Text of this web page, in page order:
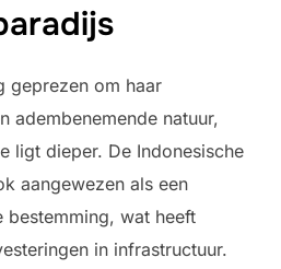
geprezen om haar
adembenemende natuur,
ligt dieper. De Indonesische
aangewezen als een
wat heeft
in infrastructuur.